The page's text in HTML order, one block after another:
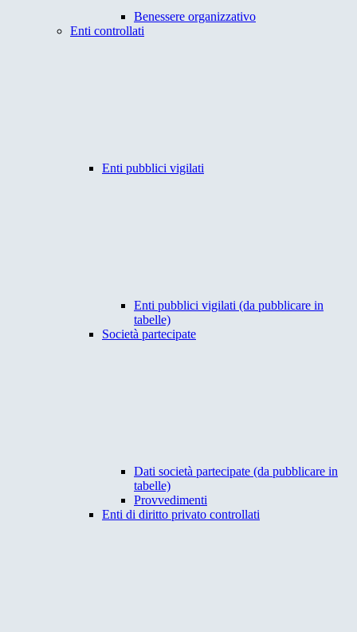
Benessere organizzativo
Enti controllati
Enti pubblici vigilati
Enti pubblici vigilati (da pubblicare in
tabelle)
Società partecipate
Dati società partecipate (da pubblicare in
tabelle)
Provvedimenti
Enti di diritto privato controllati